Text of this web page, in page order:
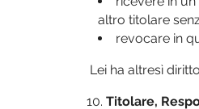
altro titolare
revocare in
Lei ha altresì
Titolare,